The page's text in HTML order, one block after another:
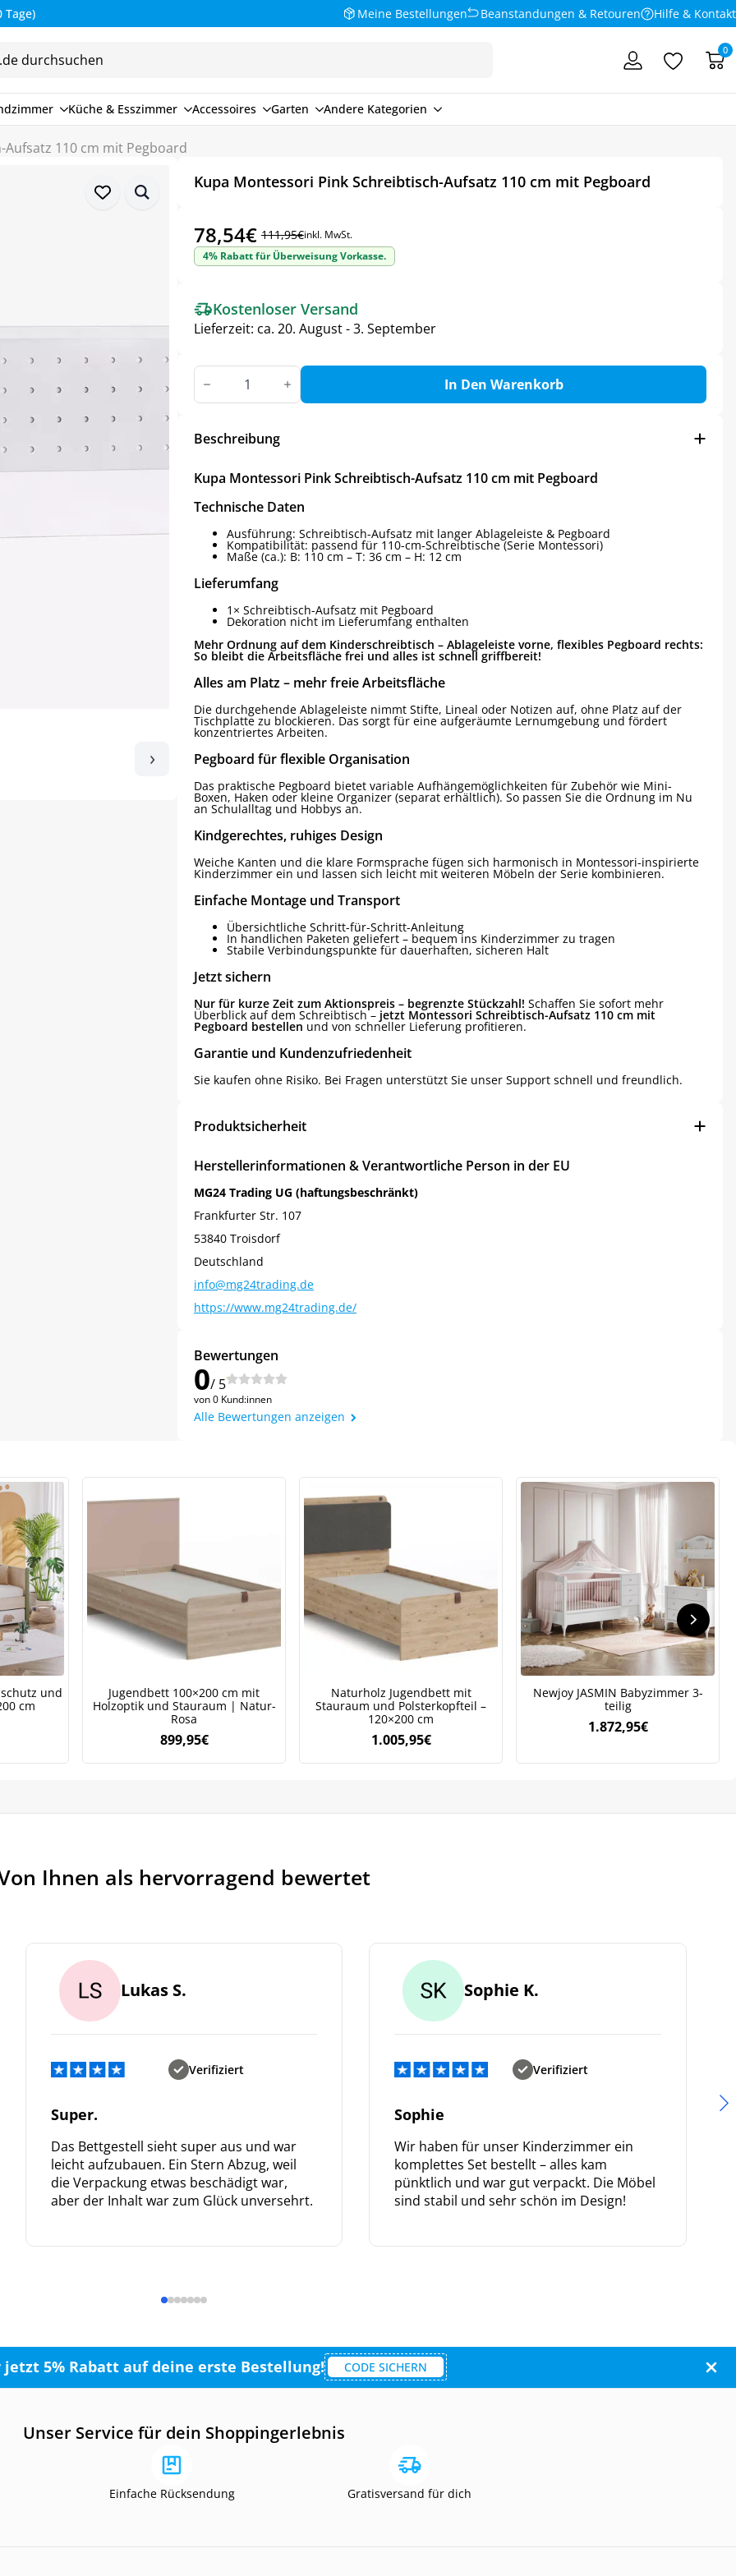
Meine Bestellungen Beanstandungen & Retouren Hilfe & Kontakt
0
Küche & Esszimmer Accessoires Garten Andere Kategorien
110 cm mit Pegboard
›
Kupa Montessori Pink Schreibtisch-Aufsatz 110 cm mit Pegboard
111,95€
Ursprünglicher
Preis
111,95€
78,54€
Aktueller
Preis
78,54€.
inkl. MwSt.
4% Rabatt für Überweisung Vorkasse.
Kostenloser Versand
Lieferzeit: ca. 20. August - 3. September
Kupa
Montessori
Pink
110
Pegboard
Menge
In Den Warenkorb
Beschreibung
Kupa Montessori Pink Schreibtisch-Aufsatz 110 cm mit Pegboard
Technische Daten
Ausführung: Schreibtisch-Aufsatz mit langer Ablageleiste & Pegboard
Kompatibilität: passend für 110-cm-Schreibtische (Serie Montessori)
Maße (ca.): B: 110 cm – T: 36 cm – H: 12 cm
Lieferumfang
1× Schreibtisch-Aufsatz mit Pegboard
Dekoration nicht im Lieferumfang enthalten
Mehr Ordnung auf dem Kinderschreibtisch – Ablageleiste vorne, flexibles Pegboard rechts:
So bleibt die Arbeitsfläche frei und alles ist schnell griffbereit!
Alles am Platz – mehr freie Arbeitsfläche
Die durchgehende Ablageleiste nimmt Stifte, Lineal oder Notizen auf, ohne Platz auf der
Tischplatte zu blockieren. Das sorgt für eine aufgeräumte Lernumgebung und fördert
konzentriertes Arbeiten.
Pegboard für flexible Organisation
Das praktische Pegboard bietet variable Aufhängemöglichkeiten für Zubehör wie Mini-
Boxen, Haken oder kleine Organizer (separat erhältlich). So passen Sie die Ordnung im Nu
an Schulalltag und Hobbys an.
Kindgerechtes, ruhiges Design
Weiche Kanten und die klare Formsprache fügen sich harmonisch in Montessori-inspirierte
Kinderzimmer ein und lassen sich leicht mit weiteren Möbeln der Serie kombinieren.
Einfache Montage und Transport
Übersichtliche Schritt-für-Schritt-Anleitung
In handlichen Paketen geliefert – bequem ins Kinderzimmer zu tragen
Stabile Verbindungspunkte für dauerhaften, sicheren Halt
Jetzt sichern
Nur für kurze Zeit zum Aktionspreis – begrenzte Stückzahl! Schaffen Sie sofort mehr
Überblick auf dem Schreibtisch – jetzt Montessori Schreibtisch-Aufsatz 110 cm mit
Pegboard bestellen und von schneller Lieferung profitieren.
Garantie und Kundenzufriedenheit
Sie kaufen ohne Risiko. Bei Fragen unterstützt Sie unser Support schnell und freundlich.
Produktsicherheit
Herstellerinformationen & Verantwortliche Person in der EU
MG24 Trading UG (haftungsbeschränkt)
Frankfurter Str. 107
53840 Troisdorf
Deutschland
info@mg24trading.de
https://www.mg24trading.de/
Bewertungen
0/ 5
von 0 Kund:innen
Alle Bewertungen anzeigen
und
cm
Jugendbett 100×200 cm mit
Holzoptik und Stauraum | Natur-
Rosa
899,95€
Naturholz Jugendbett mit
Stauraum und Polsterkopfteil –
120×200 cm
1.005,95€
Newjoy JASMIN Babyzimmer 3-
teilig
1.872,95€
Ihnen als hervorragend bewertet
Lukas S.
Verifiziert
Super.
Das Bettgestell sieht super aus und war
leicht aufzubauen. Ein Stern Abzug, weil
die Verpackung etwas beschädigt war,
aber der Inhalt war zum Glück unversehrt.
Sophie K.
Verifiziert
Sophie
Wir haben für unser Kinderzimmer ein
komplettes Set bestellt – alles kam
pünktlich und war gut verpackt. Die Möbel
sind stabil und sehr schön im Design!
jetzt 5% Rabatt auf deine erste Bestellung! CODE SICHERN
Unser Service für dein Shoppingerlebnis
Einfache Rücksendung Gratisversand für dich